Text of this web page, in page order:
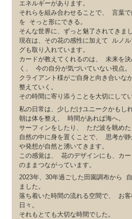
エネルギーがあります。
それらを組み合わせることで、 言葉
を そっと形にできる。
そんな世界に、ずっと魅了されてきまし
現在は、その花の感性に加えて ルノ
グも取り入れています。
カードが教えてくれるのは、 未来を
く、 今の自分が気づいていない視点。
クライアント様がご自身と向き合いな
整えていく。
その時間に寄り添うことを大切にしてい
私の日常は、少しだけユニークかもし
朝は体を整え、 時間があれば海へ。
サーフィンをしたり、 ただ波を眺めた
自然の中に身を置くことで、 思考が
や発想が自然と湧いてきます。
この感覚は、 花のデザインにも、カ
のままつながっています。
2023年、30年過ごした田園調布から
ました。
落ち着いた時間の流れる空間で、 お客
日々。
それもとても大切な時間でした。